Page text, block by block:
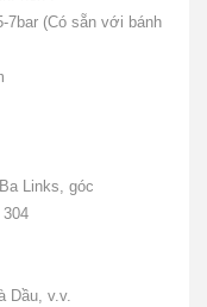
7bar (Có sẵn với bánh
Links, góc
Dầu, v.v.